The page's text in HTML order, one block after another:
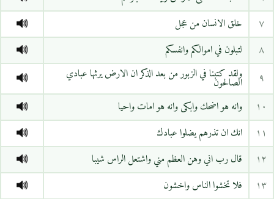
٧
خلق الانسان من عجل
٨
لتبلون في اموالكم وانفسكم
٩
ولقد كتبنا في الزبور من بعد الذكر ان الارض يرثها عبادي
الصالحون
١٠
وانه هو اضحك وابكى وانه هو امات واحيا
١١
انك ان تذرهم يضلوا عبادك
١٢
قال رب اني وهن العظم مني واشتعل الراس شيبا
١٣
فلا تخشوا الناس واخشون